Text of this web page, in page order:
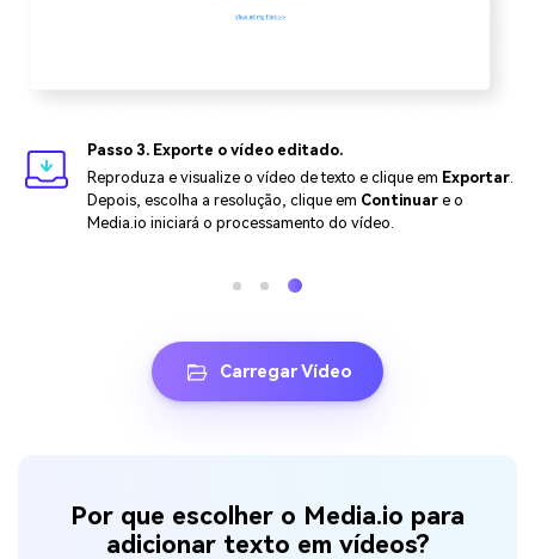
Passo 3. Exporte o vídeo editado.
Reproduza e visualize o vídeo de texto e clique em Exportar.
Depois, escolha a resolução, clique em Continuare o
Media.io iniciará o processamento do vídeo.
Carregar Vídeo
Por que escolher o Media.io para
adicionar texto em vídeos?